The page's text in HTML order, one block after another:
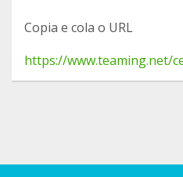
Copia e cola o URL
https://www.teaming.net/